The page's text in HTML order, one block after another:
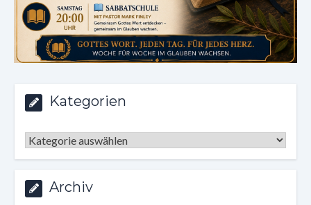
Kategorien
Kategorien
Archiv